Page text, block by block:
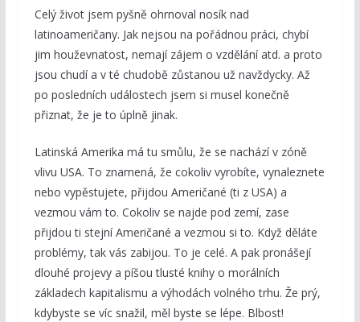
Celý život jsem pyšně ohrnoval nosík nad
latinoameričany. Jak nejsou na pořádnou práci, chybí
jim houževnatost, nemají zájem o vzdělání atd. a proto
jsou chudí a v té chudobě zůstanou už navždycky. Až
po posledních událostech jsem si musel konečně
přiznat, že je to úplně jinak.
Latinská Amerika má tu smůlu, že se nachází v zóně
vlivu USA. To znamená, že cokoliv vyrobíte, vynaleznete
nebo vypěstujete, přijdou Američané (ti z USA) a
vezmou vám to. Cokoliv se najde pod zemí, zase
přijdou ti stejní Američané a vezmou si to. Když děláte
problémy, tak vás zabijou. To je celé. A pak pronášejí
dlouhé projevy a píšou tlusté knihy o morálních
základech kapitalismu a výhodách volného trhu. Že prý,
kdybyste se víc snažil, měl byste se lépe. Blbost!